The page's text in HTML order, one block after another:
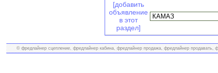
[добавить
объявление
в этот
раздел]
© фредлайнер сцепление, фредлайнер кабина, фредлайнер продажа, фредлайнер